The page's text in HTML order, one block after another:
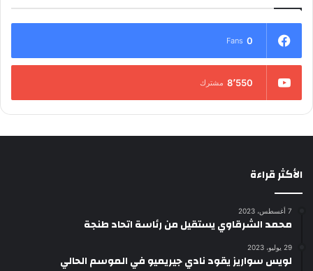
0
Fans
8٬550 مشترك
الأكثر قراءة
7 أغسطس، 2023
محمد الشرقاوي يستقيل من رئاسة اتحاد طنجة
29 يوليو، 2023
لويس سواريز يقود نادي جيريميو في الموسم الحالي